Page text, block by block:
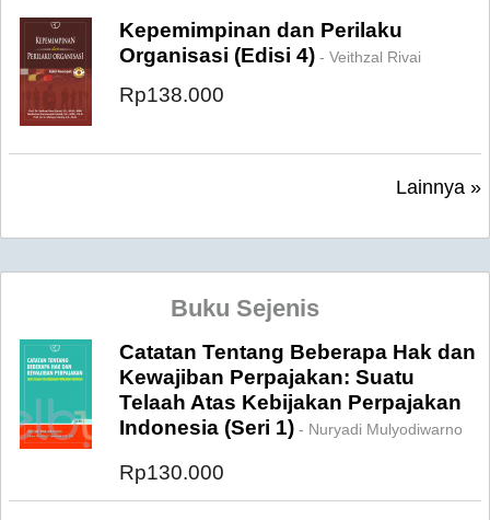
Kepemimpinan dan Perilaku
Organisasi (Edisi 4) - Veithzal Rivai
Rp138.000
Lainnya »
Buku Sejenis
Catatan Tentang Beberapa Hak dan
Kewajiban Perpajakan: Suatu
Telaah Atas Kebijakan Perpajakan
Indonesia (Seri 1) - Nuryadi Mulyodiwarno
Rp130.000